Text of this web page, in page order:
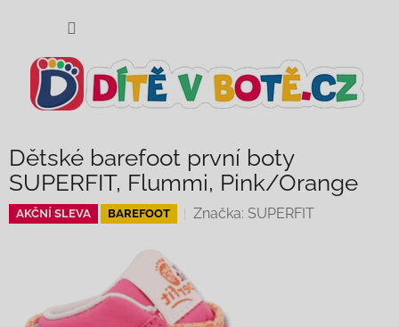
Dětské barefoot první boty
SUPERFIT, Flummi, Pink/Orange
AKČNÍ SLEVA BAREFOOT Značka: SUPERFIT